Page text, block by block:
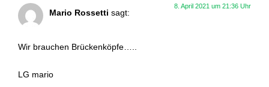
Mario Rossetti sagt:
8. April 2021 um 21:36 Uhr
Wir brauchen Brückenköpfe…..
LG mario